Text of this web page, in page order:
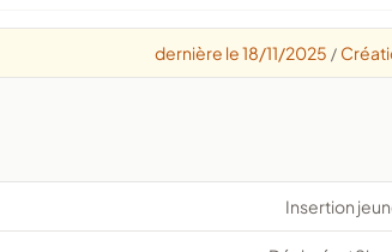
dernière le 18/11/2025 /
Insertion